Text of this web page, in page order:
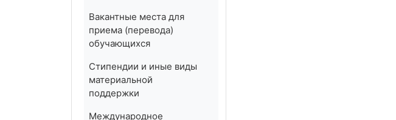
Вакантные места для
приема (перевода)
обучающихся
Стипендии и иные виды
материальной
поддержки
Международное